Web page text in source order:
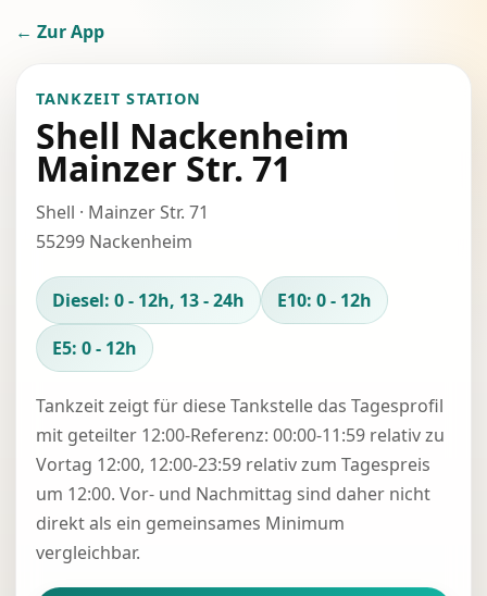
← Zur App
TANKZEIT STATION
Shell Nackenheim
Mainzer Str. 71
Shell · Mainzer Str. 71
55299 Nackenheim
Diesel: 0 - 12h, 13 - 24h
E10: 0 - 12h
E5: 0 - 12h
Tankzeit zeigt für diese Tankstelle das Tagesprofil
mit geteilter 12:00-Referenz: 00:00-11:59 relativ zu
Vortag 12:00, 12:00-23:59 relativ zum Tagespreis
um 12:00. Vor- und Nachmittag sind daher nicht
direkt als ein gemeinsames Minimum
vergleichbar.